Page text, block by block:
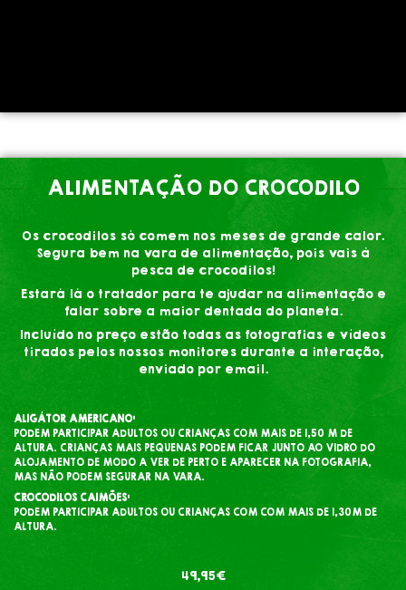
ALIMENTAÇÃO DO CROCODILO
Os crocodilos só comem nos meses de grande calor.
Segura bem na vara de alimentação, pois vais à
pesca de crocodilos!
Estará lá o tratador para te ajudar na alimentação e
falar sobre a maior dentada do planeta.
Incluído no preço estão todas as fotografias e vídeos
tirados pelos nossos monitores durante a interação,
enviado por email.
ALIGÁTOR AMERICANO:
PODEM PARTICIPAR ADULTOS OU CRIANÇAS COM MAIS DE 1,50 M DE
ALTURA. CRIANÇAS MAIS PEQUENAS PODEM FICAR JUNTO AO VIDRO DO
ALOJAMENTO DE MODO A VER DE PERTO E APARECER NA FOTOGRAFIA,
MAS NÃO PODEM SEGURAR NA VARA.
CROCODILOS CAIMÕES:
PODEM PARTICIPAR ADULTOS OU CRIANÇAS COM COM MAIS DE 1,30M DE
ALTURA.
49,95€